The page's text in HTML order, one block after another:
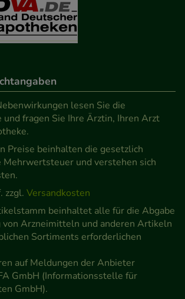
sammeln, mit deren Hilfe wir
weiter für Sie optimieren können,
Website aber auch die
wie z.B. Google oder soziale
werden.
lesen Sie die
und fragen Sie Ihre Ärztin, Ihren Arzt
Preise beinhalten die gesetzlich
Mehrwertsteuer und verstehen sich
zzgl. Versandkosten
beinhaltet alle für die Abgabe
von Arzneimitteln und anderen Artikeln
Sortiments erforderlichen
auf Meldungen der Anbieter
GmbH (Informationsstelle für
GmbH).